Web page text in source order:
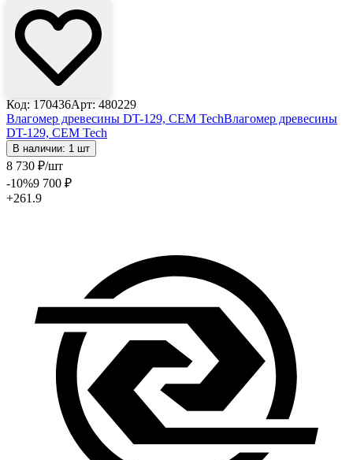
Код: 170436Арт: 480229
Влагомер древесины DT-129, CEM TechВлагомер древесины
DT-129, CEM Tech
В наличии: 1 шт
8 730 ₽/шт
-10%9 700 ₽
+261.9